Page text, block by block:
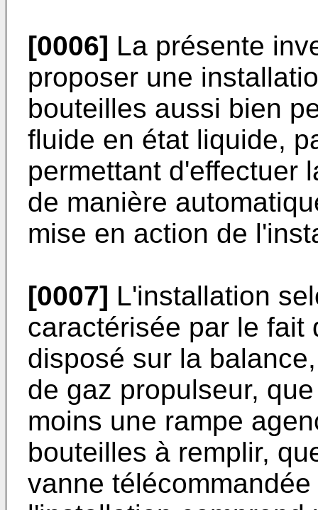
[0006] La présente
proposer une
bouteilles aussi bien
fluide en état liquide,
permettant d'effectuer
de manière
mise en action de
[0007] L'installation
caractérisée par le fait
disposé sur la
de gaz propulseur,
moins une rampe
bouteilles à remplir,
vanne